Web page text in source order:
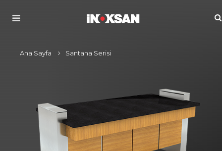
Ana Sayfa Santana Serisi